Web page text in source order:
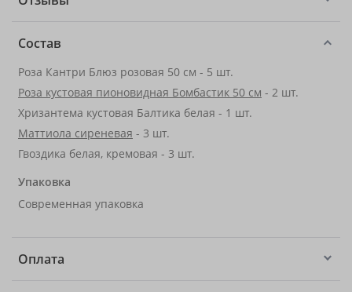
Состав
Роза Кантри Блюз розовая 50 см - 5 шт.
Роза кустовая пионовидная Бомбастик 50 см - 2 шт.
Хризантема кустовая Балтика белая - 1 шт.
Маттиола сиреневая - 3 шт.
Гвоздика белая, кремовая - 3 шт.
Упаковка
Современная упаковка
Оплата